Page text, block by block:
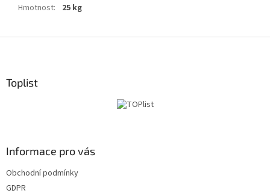
Hmotnost: 25 kg
Toplist
Informace pro vás
Obchodní podmínky
GDPR